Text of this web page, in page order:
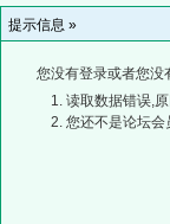
提示信息 »
您没有登录或者您没
读取数据错误,
您还不是论坛会